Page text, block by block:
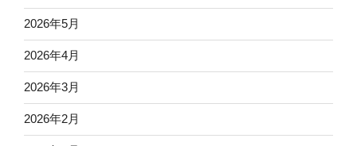
2026年5月
2026年4月
2026年3月
2026年2月